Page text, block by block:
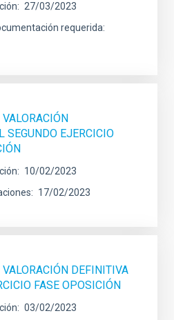
27/03/2023
requerida
SEGUNDO EJERCICIO
10/02/2023
17/02/2023
DEFINITIVA
FASE OPOSICIÓN
03/02/2023